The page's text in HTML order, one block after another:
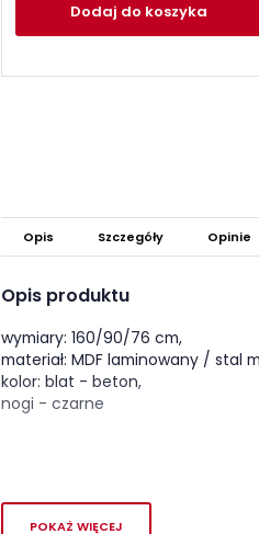
Dodaj do koszyka
Opis Szczegóły Opinie
Opis produktu
wymiary: 160/90/76 cm,
materiał: MDF laminowany / stal
kolor: blat - beton,
nogi - czarne
POKAŻ WIĘCEJ